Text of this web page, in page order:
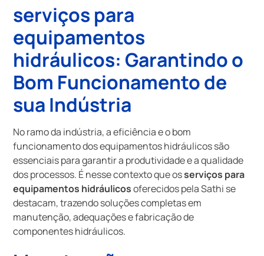
serviços para
equipamentos
hidráulicos: Garantindo o
Bom Funcionamento de
sua Indústria
No ramo da indústria, a eficiência e o bom
funcionamento dos equipamentos hidráulicos são
essenciais para garantir a produtividade e a qualidade
dos processos. É nesse contexto que osserviços para
equipamentos hidráulicosoferecidos pela Sathi se
destacam, trazendo soluções completas em
manutenção, adequações e fabricação de
componentes hidráulicos.